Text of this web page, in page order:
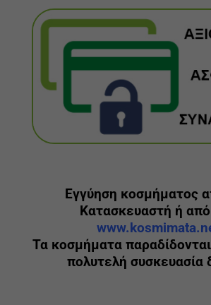
Εγγύηση κοσμήματος
Κατασκευαστή ή
Τα κοσμήματα
πολυτελή συσκευασία